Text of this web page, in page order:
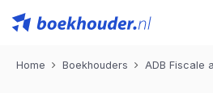
Home Boekhouders ADB Fiscale